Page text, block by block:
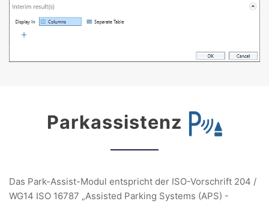
Parkassistenz
Das Park-Assist-Modul entspricht der ISO-Vorschrift 204 /
WG14 ISO 16787 „Assisted Parking Systems (APS) -